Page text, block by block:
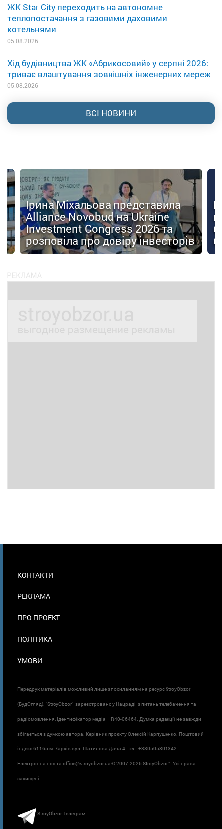
ЖК Star City переходить на автономне
теплопостачання з газовими даховими
котельнями
05.08.2026
Хід будівництва ЖК «Абрикосовий» у серпні 2026:
триває влаштування зовнішніх інженерних мереж
05.08.2026
ВСІ НОВИНИ
Ірина Міхальова представила
Alliance Novobud на Ukraine
Investment Congress 2026 та
розповіла про довіру інвесторів
В
КОНТАКТИ
РЕКЛАМА
ПРО ПРОЕКТ
ПОЛІТИКА
УМОВИ
Передрук матеріалів можливий лише з посиланням на ресурс StroyObzor
(БудОгляд). "StroyObzor" зареєстровано у Нацраді з питань телебачення та
радіомовлення. Ідентифікатор медіа – R40-06464. Думка редакції не завжди
збігається з думкою автора. Керівник проєкту Олексій Карпушенко. Поштовий
індекс 61165 м. Харків вул. Шатилова Дача 4. тел. +380505801342.
Електронна пошта office@stroyobzor.ua © 2007-2026 StroyObzor™. Усі права
захищені.
StroyObzor Телеграм